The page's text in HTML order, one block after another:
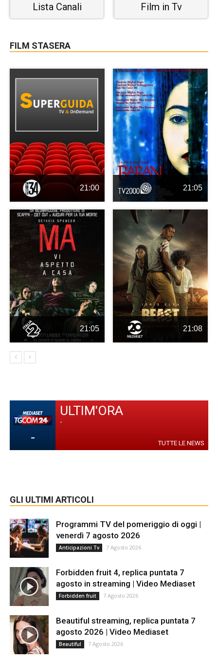
Lista Canali Film in Tv
FILM STASERA
21:00 21:05
21:05 21:08
-
ULTIM'ORA
-
TUTTE LE NEWS
GLI ULTIMI ARTICOLI
Programmi TV del pomeriggio di oggi |
venerdì 7 agosto 2026
Anticipazioni Tv 7 Agosto 2026
Forbidden fruit 4, replica puntata 7
agosto in streaming | Video Mediaset
Forbidden fruit 7 Agosto 2026
Beautiful streaming, replica puntata 7
agosto 2026 | Video Mediaset
Beautiful 7 Agosto 2026